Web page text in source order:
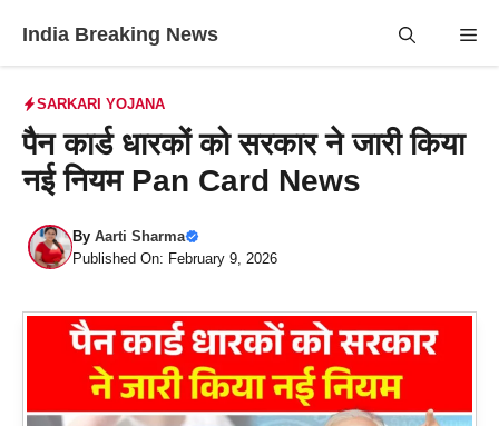
India Breaking News
SARKARI YOJANA
पैन कार्ड धारकों को सरकार ने जारी किया
नई नियम Pan Card News
By Aarti Sharma
Published On: February 9, 2026